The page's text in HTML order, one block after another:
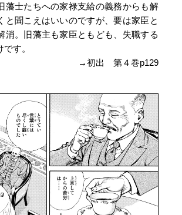
藩士たちへの家禄支給の義務からも解
聞こえはいいのですが、要は家臣と
消。旧藩主も家臣ともども、失職する
す。
→初出 第４巻p129